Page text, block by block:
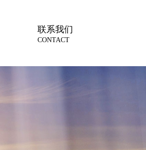
联系我们
CONTACT